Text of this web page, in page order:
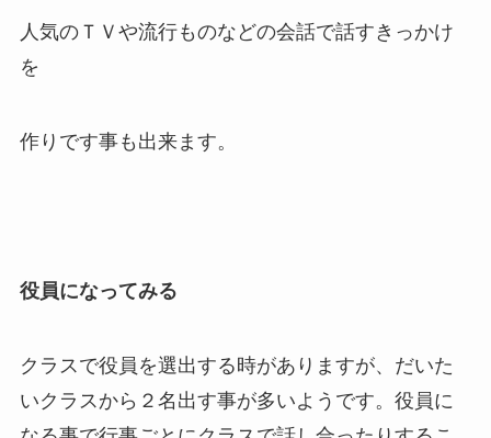
人気のＴＶや流行ものなどの会話で話すきっかけ
を
作りです事も出来ます。
役員になってみる
クラスで役員を選出する時がありますが、だいた
いクラスから２名出す事が多いようです。役員に